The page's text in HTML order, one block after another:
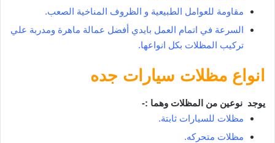
مقاومة للعوامل الطبيعية و الظروف المناخية الصعب.
السرعة في اتمام العمل بايدي أفضل عمالة ماهرة ومدربة علي
تركيب المظلات بكل انواعها.
انواع مظلات سيارات جده
يوجد نوعين من المظلات وهما :-
مظلات للسيارات ثابتة.
مظلات متحركه.